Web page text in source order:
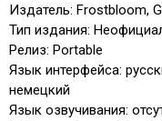
Издатель: Frostbloom,
Тип издания:
Релиз: Portable
Язык интерфейса:
немецкий
Язык озвучивания: